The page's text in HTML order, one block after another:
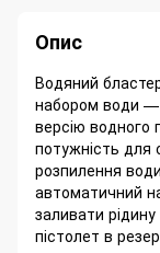
Опис
Водяний
набором води —
версію водного
потужність для
розпилення
автоматичний
заливати
пістолет в